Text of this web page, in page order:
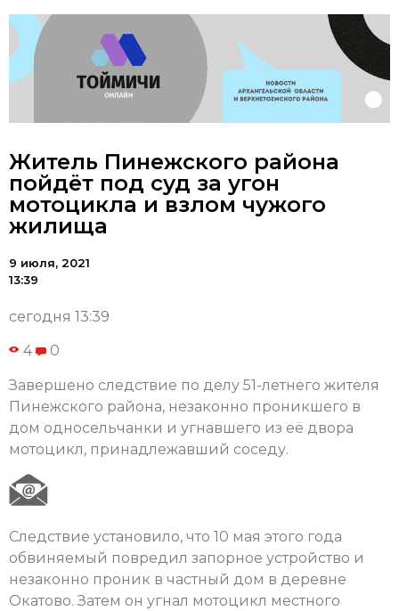
Житель Пинежского района
пойдёт под суд за угон
мотоцикла и взлом чужого
жилища
9 июля, 2021
13:39
сегодня 13:39
4 0
Завершено следствие по делу 51-летнего жителя
Пинежского района, незаконно проникшего в
дом односельчанки и угнавшего из её двора
мотоцикл, принадлежавший соседу.
Следствие установило, что 10 мая этого года
обвиняемый повредил запорное устройство и
незаконно проник в частный дом в деревне
Окатово. Затем он угнал мотоцикл местного